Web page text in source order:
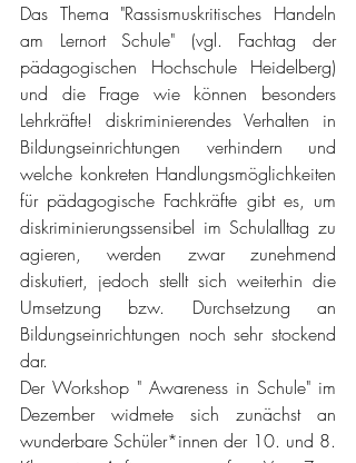
Das Thema "Rassismuskritisches Handeln
am Lernort Schule" (vgl. Fachtag der
pädagogischen Hochschule Heidelberg)
und die Frage wie können besonders
Lehrkräfte! diskriminierendes Verhalten in
Bildungseinrichtungen verhindern und
welche konkreten Handlungsmöglichkeiten
für pädagogische Fachkräfte gibt es, um
diskriminierungssensibel im Schulalltag zu
agieren, werden zwar zunehmend
diskutiert, jedoch stellt sich weiterhin die
Umsetzung bzw. Durchsetzung an
Bildungseinrichtungen noch sehr stockend
dar.
Der Workshop " Awareness in Schule" im
Dezember widmete sich zunächst an
wunderbare Schüler*innen der 10. und 8.